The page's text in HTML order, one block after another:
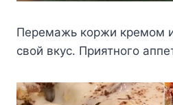
Перемажь коржи кремом и
свой вкус. Приятного